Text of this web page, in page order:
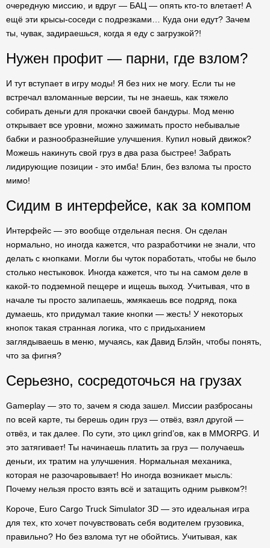
очередную миссию, и вдруг — БАЦ — опять кто-то влетает! А
ещё эти крысы-соседи с подрезками… Куда они едут? Зачем
ты, чувак, задираешься, когда я еду с загрузкой?!
Нужен профит — парни, где взлом?
И тут вступает в игру моды! Я без них не могу. Если ты не
встречал взломанные версии, ты не знаешь, как тяжело
собирать деньги для прокачки своей бандуры. Мод меню
открывает все уровни, можно зажимать просто небывалые
бабки и разнообразнейшие улучшения. Купил новый движок?
Можешь накинуть свой груз в два раза быстрее! Забрать
лидирующие позиции - это имба! Блин, без взлома ты просто
мимо!
Сидим в интерфейсе, как за компом
Интерфейс — это вообще отдельная песня. Он сделан
нормально, но иногда кажется, что разработчики не знали, что
делать с кнопками. Могли бы чуток поработать, чтобы не было
столько нестыковок. Иногда кажется, что ты на самом деле в
какой-то подземной пещере и ищешь выход. Учитывая, что в
начале ты просто залипаешь, жмякаешь все подряд, пока
думаешь, кто придумал такие кнопки — жесть! У некоторых
кнопок такая странная логика, что с придыханием
заглядываешь в меню, мучаясь, как Давид Блэйн, чтобы понять,
что за фигня?
Серьезно, сосредоточься на грузах
Gameplay — это то, зачем я сюда зашел. Миссии разбросаны
по всей карте, ты берешь один груз — отвёз, взял другой —
отвёз, и так далее. По сути, это цикл grind’ов, как в MMORPG. И
это затягивает! Ты начинаешь платить за груз — получаешь
деньги, их тратим на улучшения. Нормальная механика,
которая не разочаровывает! Но иногда возникает мысль:
Почему нельзя просто взять всё и затащить одним рывком?!
Короче, Euro Cargo Truck Simulator 3D — это идеальная игра
для тех, кто хочет почувствовать себя водителем грузовика,
правильно? Но без взлома тут не обойтись. Учитывая, как